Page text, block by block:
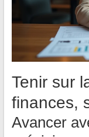
Tenir sur
finances,
Avancer